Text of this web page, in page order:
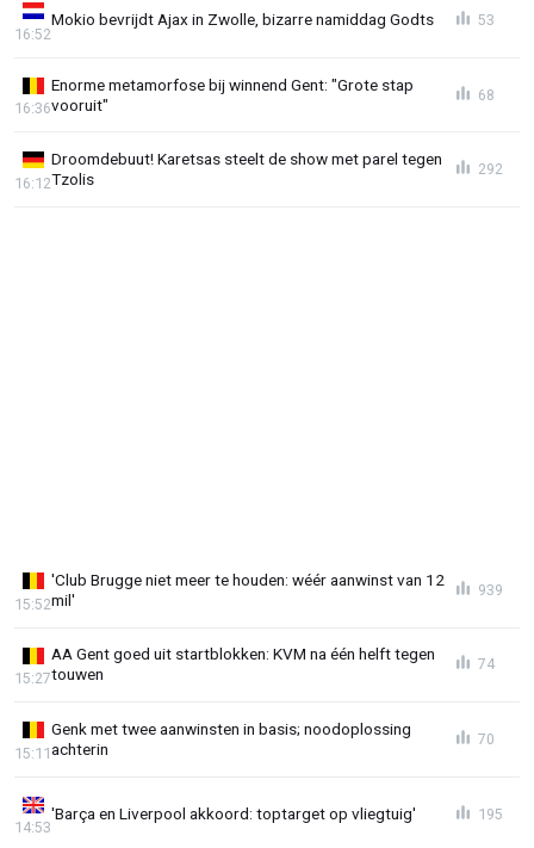
Mokio bevrijdt Ajax in Zwolle, bizarre namiddag Godts
16:52
53
Enorme metamorfose bij winnend Gent: "Grote stap
vooruit"
16:36
68
Droomdebuut! Karetsas steelt de show met parel tegen
Tzolis
16:12
292
'Club Brugge niet meer te houden: wéér aanwinst van 12
mil'
15:52
939
AA Gent goed uit startblokken: KVM na één helft tegen
touwen
15:27
74
Genk met twee aanwinsten in basis; noodoplossing
achterin
15:11
70
'Barça en Liverpool akkoord: toptarget op vliegtuig'
14:53
195